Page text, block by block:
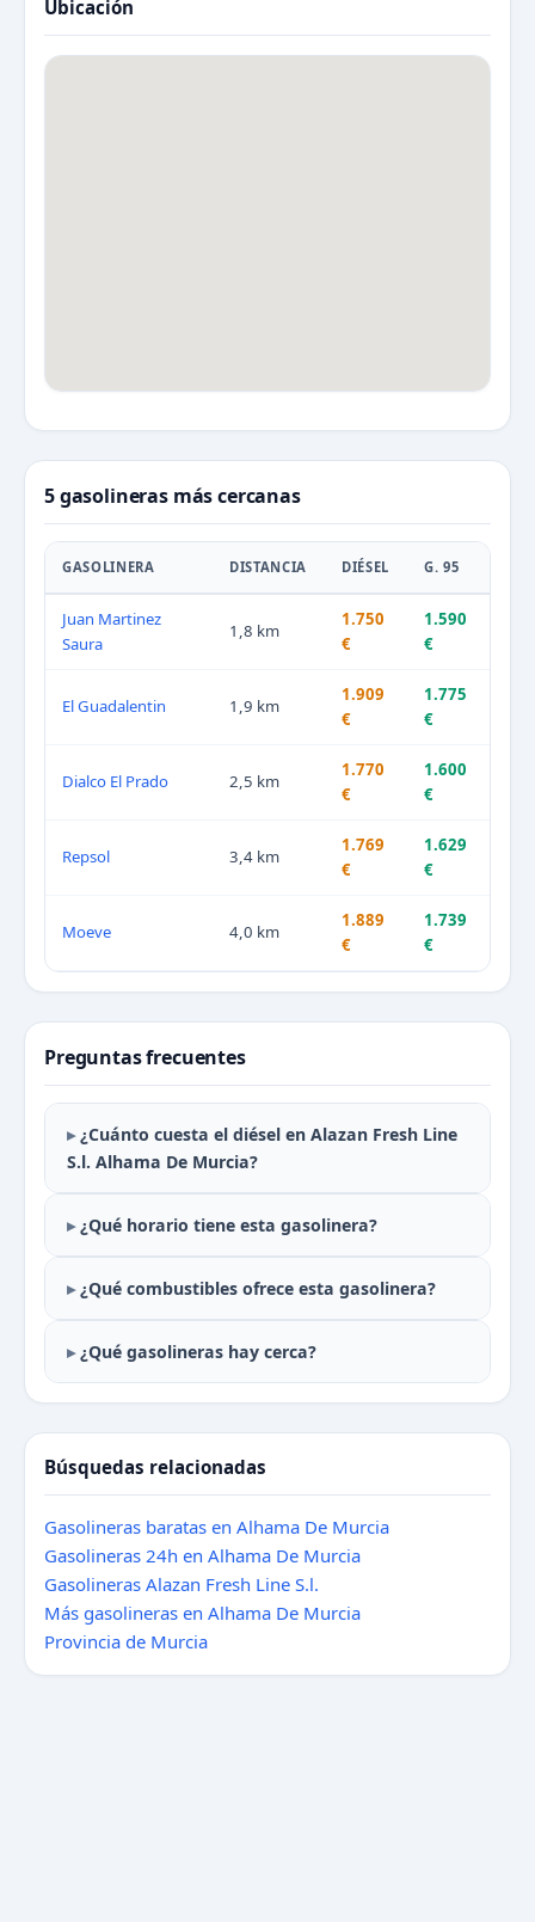
Ubicación
5 gasolineras más cercanas
GASOLINERA DISTANCIA DIÉSEL G. 95
Juan Martinez
Saura
1,8 km
1.750
€
1.590
€
El Guadalentin 1,9 km
1.909
€
1.775
€
Dialco El Prado 2,5 km
1.770
€
1.600
€
Repsol 3,4 km
1.769
€
1.629
€
Moeve 4,0 km
1.889
€
1.739
€
Preguntas frecuentes
¿Cuánto cuesta el diésel en Alazan Fresh Line
S.l. Alhama De Murcia?
¿Qué horario tiene esta gasolinera?
¿Qué combustibles ofrece esta gasolinera?
¿Qué gasolineras hay cerca?
Búsquedas relacionadas
Gasolineras baratas en Alhama De Murcia
Gasolineras 24h en Alhama De Murcia
Gasolineras Alazan Fresh Line S.l.
Más gasolineras en Alhama De Murcia
Provincia de Murcia